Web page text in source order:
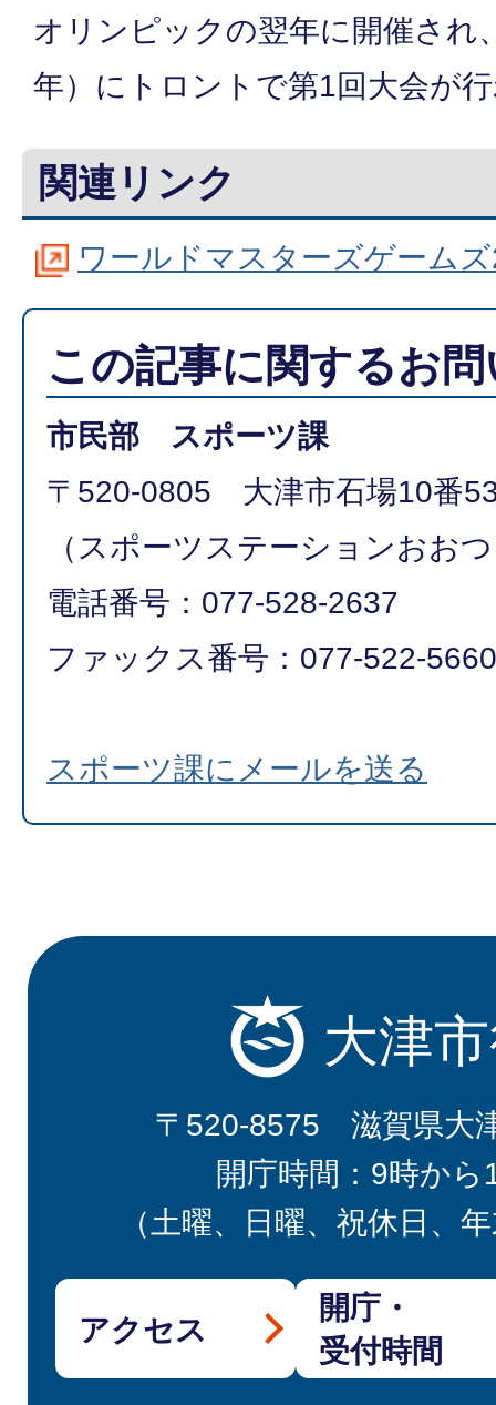
オリンピックの翌年に開催され
年）にトロントで第1回大会が
関連リンク
ワールドマスターズゲーム
この記事に関するお
市民部 スポーツ課
〒520-0805 大津市石場10番
（スポーツステーションおお
電話番号：077-528-2637
ファックス番号：077-522-5660
スポーツ課にメールを送る
大津
〒520-8575 滋賀県大
開庁時間：9時から
（土曜、日曜、祝休日、
アクセス
開庁・
受付時間